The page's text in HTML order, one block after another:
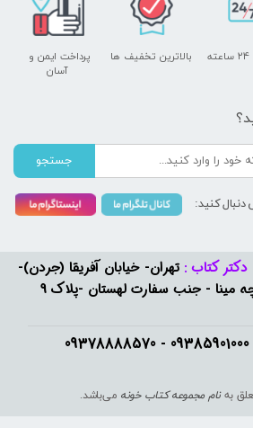
09385901000 - 09378888570​​​​​​​
کتاب : تهران- خیابان آفریقا (جردن)-
بالاتر از تقاطع میرداماد- کوچه مینا - جنب سفارت لهستان -پلاک 9
بهنام مجموعه کتاب خونه می‌باشد.
پرداخت ایمن و ​​​​​​​
آسان
بالاترین تخفیف ها
جستجو
دنبال کنید: